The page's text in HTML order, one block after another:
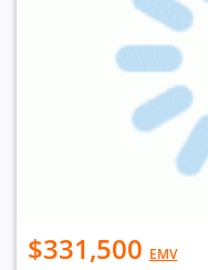
$331,500 EMV